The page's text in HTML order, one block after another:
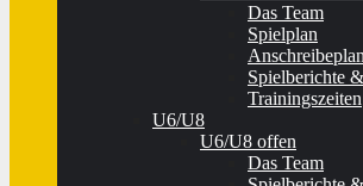
Das Team
Spielplan
Anschreibeplan
Spielberichte
Trainingszeiten
U6/U8
U6/U8 offen
Das Team